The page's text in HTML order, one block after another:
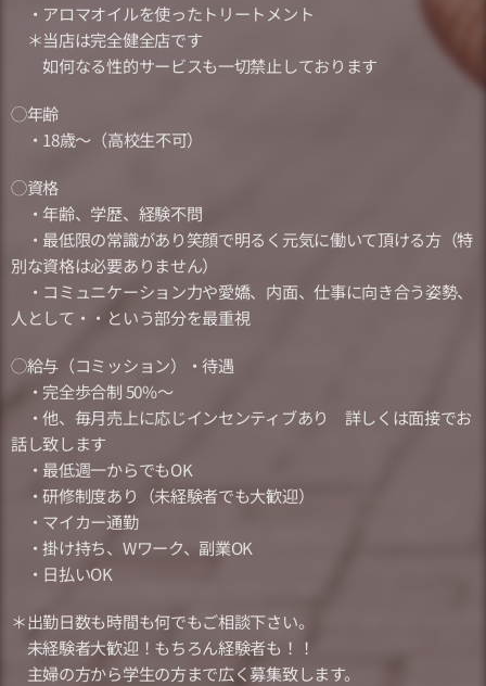
・アロマオイルを使ったトリートメント
＊当店は完全健全店です
如何なる性的サービスも一切禁止しております
◯年齢
・18歳〜（高校生不可）
◯資格
・年齢、学歴、経験不問
・最低限の常識があり笑顔で明るく元気に働いて頂ける方（特
別な資格は必要ありません）
・コミュニケーション力や愛嬌、内面、仕事に向き合う姿勢、
人として・・という部分を最重視
◯給与（コミッション）・待遇
・完全歩合制 50%〜
・他、毎月売上に応じインセンティブあり 詳しくは面接でお
話し致します
・最低週一からでもOK
・研修制度あり（未経験者でも大歓迎）
・マイカー通勤
・掛け持ち、Wワーク、副業OK
・日払いOK
＊出勤日数も時間も何でもご相談下さい。
未経験者大歓迎！もちろん経験者も！！
主婦の方から学生の方まで広く募集致します。